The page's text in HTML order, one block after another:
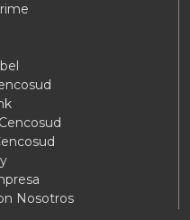
Nosotros